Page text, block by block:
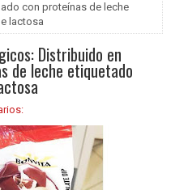
con proteínas de leche
lactosa
Distribuido en
de leche etiquetado